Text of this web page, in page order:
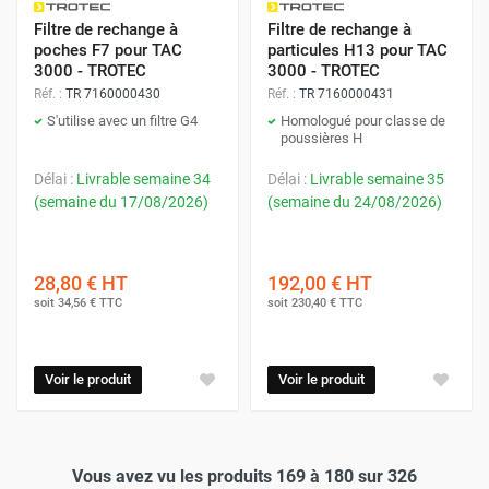
Filtre de rechange à
poches F7 pour TAC
3000 - TROTEC
Réf. : TR 7160000430
S'utilise avec un filtre G4
Délai : Livrable semaine 34
(semaine du 17/08/2026)
28,80 € HT
soit 34,56 € TTC
Voir le produit
Filtre de rechange à
particules H13 pour TAC
3000 - TROTEC
Réf. : TR 7160000431
Homologué pour classe de
poussières H
Délai : Livrable semaine 35
(semaine du 24/08/2026)
192,00 € HT
soit 230,40 € TTC
Voir le produit
Vous avez vu les produits 169 à 180 sur 326